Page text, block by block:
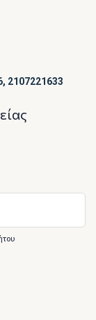
2107221633